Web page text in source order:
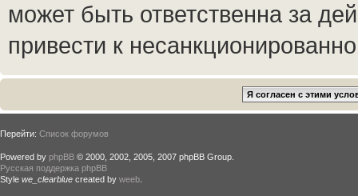
может быть ответственна за
привести к
Перейти: Список форумов
Powered by phpBB © 2000, 2002, 2005, 2007 phpBB Group.
Русская поддержка phpBB
Style we_clearblue created by weeb